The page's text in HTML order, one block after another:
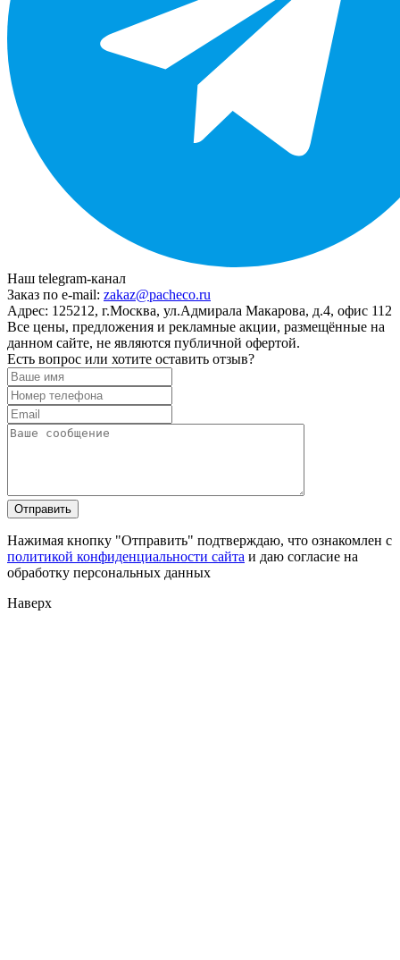
Наш telegram-канал
Заказ по e-mail: zakaz@pacheco.ru
Адрес: 125212, г.Москва, ул.Адмирала Макарова, д.4, офис 112
Все цены, предложения и рекламные акции, размещённые на
данном сайте, не являются публичной офертой.
Есть вопрос или хотите оставить отзыв?
Нажимая кнопку "Отправить" подтверждаю, что ознакомлен с
политикой конфиденциальности сайта и даю согласие на
обработку персональных данных
Наверх